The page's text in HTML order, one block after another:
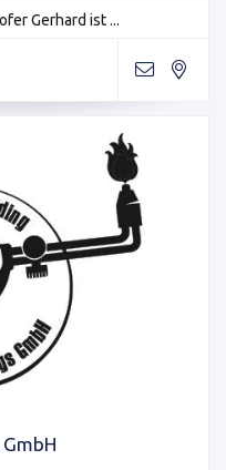
Gerhard ist ...